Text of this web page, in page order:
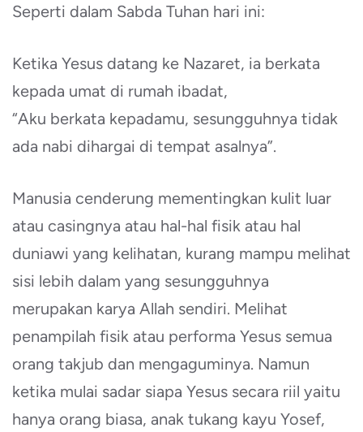
Seperti dalam Sabda Tuhan hari ini:
Ketika Yesus datang ke Nazaret, ia berkata
kepada umat di rumah ibadat,
“Aku berkata kepadamu, sesungguhnya tidak
ada nabi dihargai di tempat asalnya”.
Manusia cenderung mementingkan kulit luar
atau casingnya atau hal-hal fisik atau hal
duniawi yang kelihatan, kurang mampu melihat
sisi lebih dalam yang sesungguhnya
merupakan karya Allah sendiri. Melihat
penampilah fisik atau performa Yesus semua
orang takjub dan mengaguminya. Namun
ketika mulai sadar siapa Yesus secara riil yaitu
hanya orang biasa, anak tukang kayu Yosef,